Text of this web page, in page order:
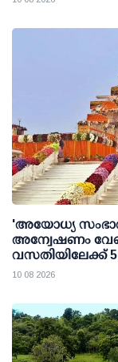
'അയോധ്യ
അന്വേഷണം
വസതിയിലേക്ക്
10 08 2026